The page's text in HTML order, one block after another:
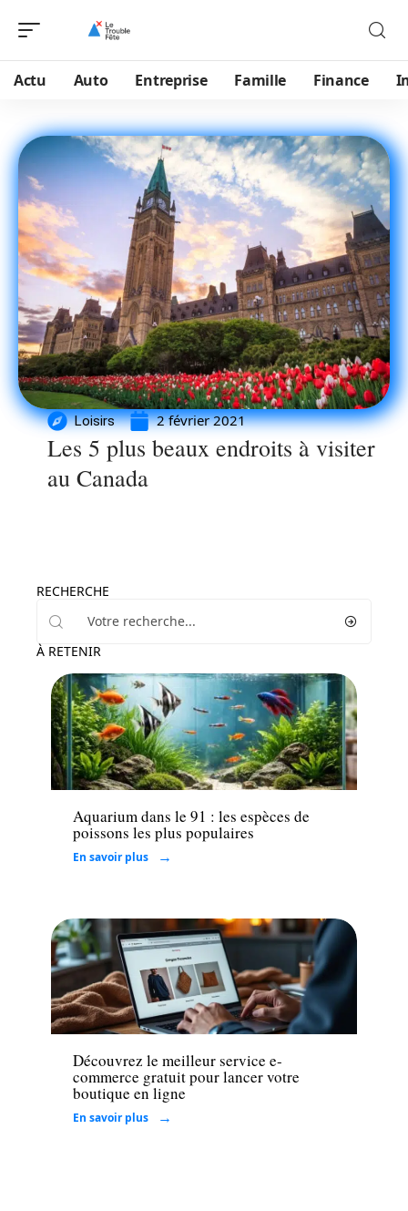
Actu Auto Entreprise Famille Finance
Loisirs 2 février 2021
Les 5 plus beaux endroits à visiter
au Canada
RECHERCHE
À RETENIR
Maison
Aquarium dans le 91 : les espèces de
poissons les plus populaires
En savoir plus
Entreprise
Découvrez le meilleur service e-
commerce gratuit pour lancer votre
boutique en ligne
En savoir plus